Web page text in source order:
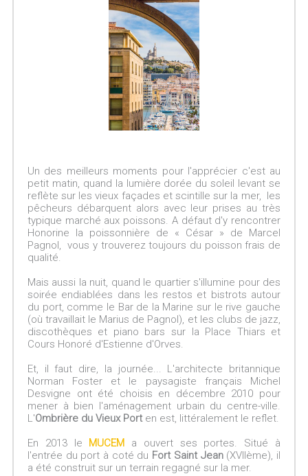
Un des meilleurs moments pour l'apprécier c'est au
petit matin, quand la lumière dorée du soleil levant se
reflète sur les vieux façades et scintille sur la mer, les
pêcheurs débarquent alors avec leur prises au très
typique marché aux poissons. A défaut d'y rencontrer
Honorine la poissonnière de « César » de Marcel
Pagnol, vous y trouverez toujours du poisson frais de
qualité.
Mais aussi la nuit, quand le quartier s'illumine pour des
soirée endiablées dans les restos et bistrots autour
du port, comme le Bar de la Marine sur le rive gauche
(où travaillait le Marius de Pagnol), et les clubs de jazz,
discothèques et piano bars sur la Place Thiars et
Cours Honoré d'Estienne d'Orves.
Et, il faut dire, la journée... L'architecte britannique
Norman Foster et le paysagiste français Michel
Desvigne ont été choisis en décembre 2010 pour
mener à bien l'aménagement urbain du centre-ville.
L'Ombrière du Vieux Porten est, littéralement le reflet.
En 2013 le MUCEM
a ouvert ses portes. Situé à
l'entrée du port à coté du Fort Saint Jean(XVIIème), il
a été construit sur un terrain regagné sur la mer.